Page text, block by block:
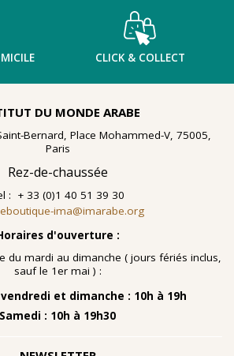
CLICK & COLLECT
DU MONDE ARABE
Bernard, Place Mohammed-V, 75005,
Paris
Rez-de-chaussée
: + 33 (0)1 40 51 39 30
eboutique-ima@imarabe.org
d'ouverture :
du mardi au dimanche ( jours fériés inclus,
sauf le 1er mai ) :
et dimanche : 10h à 19h
Samedi : 10h à 19h30